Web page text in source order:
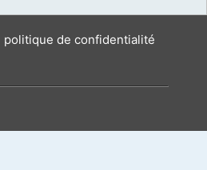
politique de confidentialité